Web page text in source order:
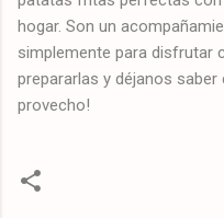
hogar. Son un
simplemente para disfrutar
prepararlas y déjanos saber
provecho!